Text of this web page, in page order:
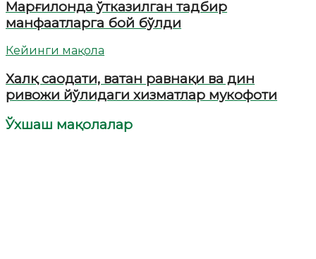
Марғилонда ўтказилган тадбир
манфаатларга бой бўлди
Кейинги мақола
Халқ саодати, ватан равнақи ва дин
ривожи йўлидаги хизматлар мукофоти
Ўхшаш мақолалар